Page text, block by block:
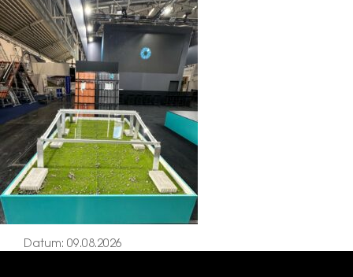
Datum: 09.08.2026